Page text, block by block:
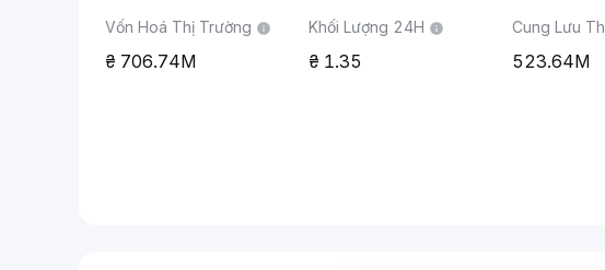
Vốn Hoá Thị Trường
706.74M
Khối Lượng 24H
1.35
Cung Lưu
523.64M